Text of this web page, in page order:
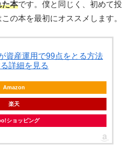
た本です。僕と同じく、初めて投
の本を最初にオススメします。
資産運用で99点をとる方法
詳細を見る
Amazon
楽天
ショッピング